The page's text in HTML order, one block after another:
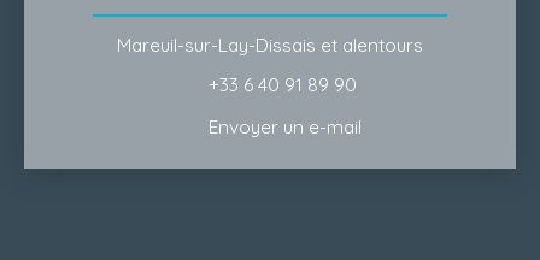
Mareuil-sur-Lay-Dissais et alentours
+33 6 40 91 89 90
Envoyer un e-mail